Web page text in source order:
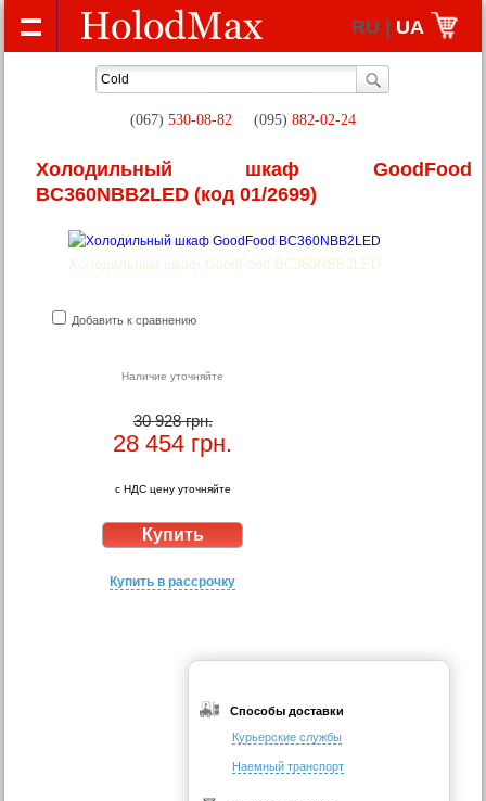
RU | UA
(067) 530-08-82 (095) 882-02-24
Холодильный шкаф GoodFood
BC360NBB2LED (код 01/2699)
Холодильный шкаф GoodFood BC360NBB2LED
Добавить к сравнению
Наличие уточняйте
30 928 грн.
28 454 грн.
с НДС цену уточняйте
Купить в рассрочку
Способы доставки
Курьерские службы
Наемный транспорт